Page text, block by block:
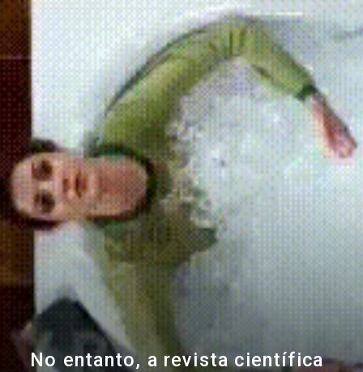
No entanto, a revista científica